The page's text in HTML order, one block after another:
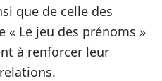
que de celle des
« Le jeu des prénoms »
à renforcer leur